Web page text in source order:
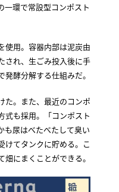
一環で常設型コンポスト
使用。容器内部は泥炭由
され、生ごみ投入後に手
酵分解する仕組みだ。
た。また、最近のコンポ
式も採用。「コンポスト
も尿はべたべたして臭い
けてタンクに貯める。こ
にまくことができる。